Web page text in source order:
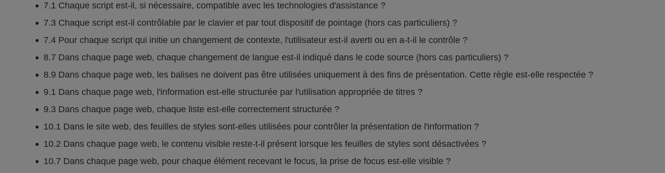
7.1 Chaque script est-il, si nécessaire, compatible avec les technologies d'assistance ?
7.3 Chaque script est-il contrôlable par le clavier et par tout dispositif de pointage (hors cas particuliers) ?
7.4 Pour chaque script qui initie un changement de contexte, l'utilisateur est-il averti ou en a-t-il le contrôle ?
8.7 Dans chaque page web, chaque changement de langue est-il indiqué dans le code source (hors cas particuliers) ?
8.9 Dans chaque page web, les balises ne doivent pas être utilisées uniquement à des fins de présentation. Cette règle est-elle respectée ?
9.1 Dans chaque page web, l'information est-elle structurée par l'utilisation appropriée de titres ?
9.3 Dans chaque page web, chaque liste est-elle correctement structurée ?
10.1 Dans le site web, des feuilles de styles sont-elles utilisées pour contrôler la présentation de l'information ?
10.2 Dans chaque page web, le contenu visible reste-t-il présent lorsque les feuilles de styles sont désactivées ?
10.7 Dans chaque page web, pour chaque élément recevant le focus, la prise de focus est-elle visible ?